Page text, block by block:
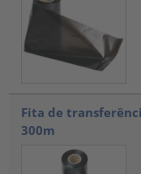
Fita de
300m